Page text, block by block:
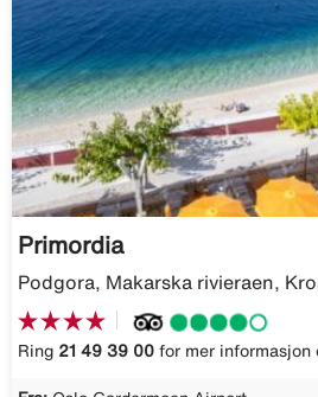
Primordia
Podgora, Makarska rivieraen,
Ring 21 49 39 00 for mer informasjon